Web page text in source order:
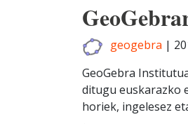
geogebra |
GeoGebra
ditugu euskarazko
horiek, ingelesez